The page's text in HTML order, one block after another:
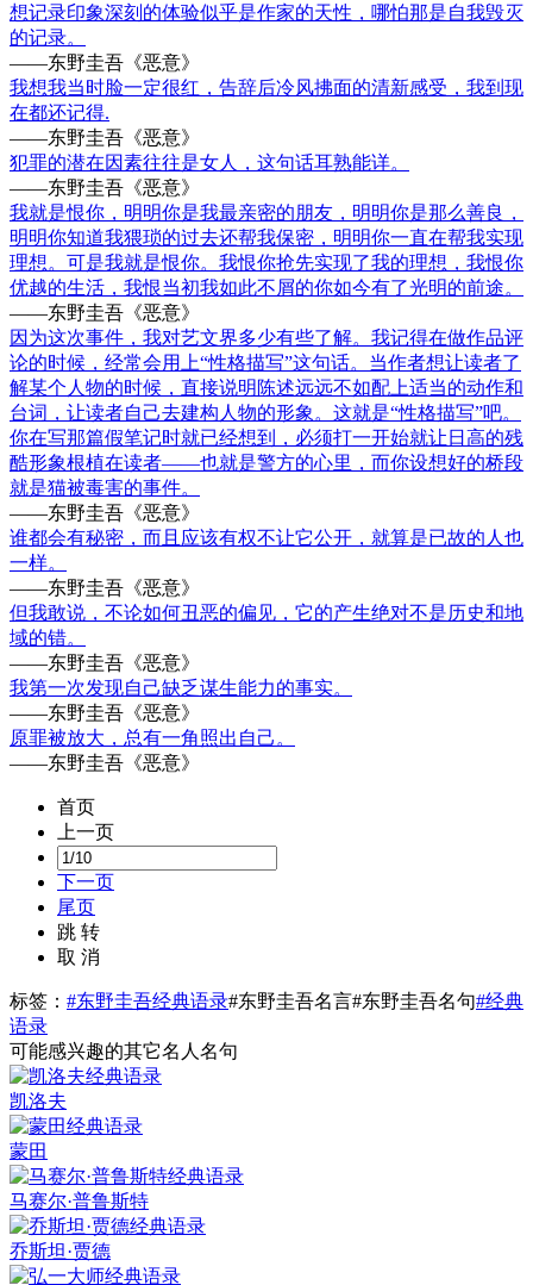
想记录印象深刻的体验似乎是作家的天性，哪怕那是自我毁灭
的记录。
——东野圭吾《恶意》
我想我当时脸一定很红，告辞后冷风拂面的清新感受，我到现
在都还记得.
——东野圭吾《恶意》
犯罪的潜在因素往往是女人，这句话耳熟能详。
——东野圭吾《恶意》
我就是恨你，明明你是我最亲密的朋友，明明你是那么善良，
明明你知道我猥琐的过去还帮我保密，明明你一直在帮我实现
理想。可是我就是恨你。我恨你抢先实现了我的理想，我恨你
优越的生活，我恨当初我如此不屑的你如今有了光明的前途。
——东野圭吾《恶意》
因为这次事件，我对艺文界多少有些了解。我记得在做作品评
论的时候，经常会用上“性格描写”这句话。当作者想让读者了
解某个人物的时候，直接说明陈述远远不如配上适当的动作和
台词，让读者自己去建构人物的形象。这就是“性格描写”吧。
你在写那篇假笔记时就已经想到，必须打一开始就让日高的残
酷形象根植在读者——也就是警方的心里，而你设想好的桥段
就是猫被毒害的事件。
——东野圭吾《恶意》
谁都会有秘密，而且应该有权不让它公开，就算是已故的人也
一样。
——东野圭吾《恶意》
但我敢说，不论如何丑恶的偏见，它的产生绝对不是历史和地
域的错。
——东野圭吾《恶意》
我第一次发现自己缺乏谋生能力的事实。
——东野圭吾《恶意》
原罪被放大，总有一角照出自己。
——东野圭吾《恶意》
首页
上一页
下一页
尾页
跳 转
取 消
标签： #东野圭吾经典语录#东野圭吾名言#东野圭吾名句#经典
语录
可能感兴趣的其它名人名句
凯洛夫
蒙田
马赛尔·普鲁斯特
乔斯坦·贾德